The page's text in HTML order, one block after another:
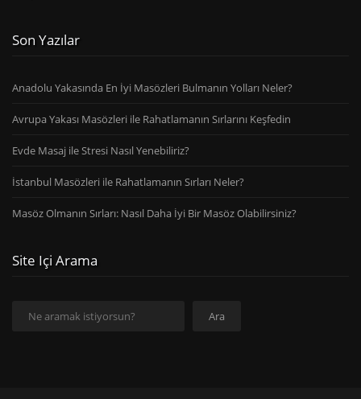
Son Yazılar
Anadolu Yakasında En İyi Masözleri Bulmanın Yolları Neler?
Avrupa Yakası Masözleri ile Rahatlamanın Sırlarını Keşfedin
Evde Masaj ile Stresi Nasıl Yenebiliriz?
İstanbul Masözleri ile Rahatlamanın Sırları Neler?
Masöz Olmanın Sırları: Nasıl Daha İyi Bir Masöz Olabilirsiniz?
Site Içi Arama
Ara